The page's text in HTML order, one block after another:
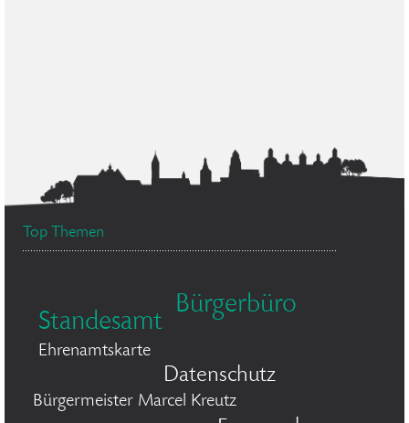
Top Themen
Standesamt
Bürgerbüro
Ehrenamtskarte
Datenschutz
Bürgermeister Marcel Kreutz